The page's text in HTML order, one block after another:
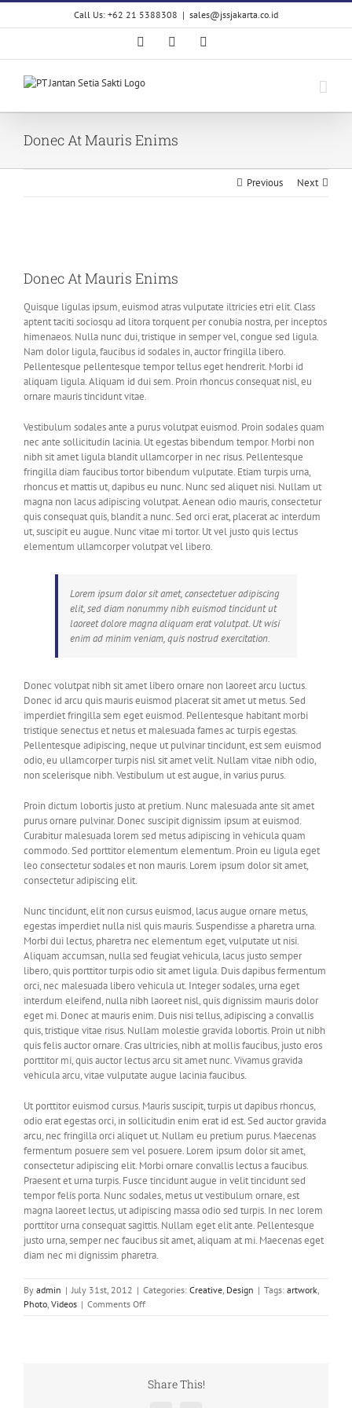
Skip
Call Us: +62 21 5388308 | sales@jssjakarta.co.id
FacebookLinkedIn
Donec At Mauris Enims
Previous Next
Image
Donec At Mauris Enims
Quisque ligulas ipsum, euismod atras vulputate iltricies etri elit. Class
aptent taciti sociosqu ad litora torquent per conubia nostra, per inceptos
himenaeos. Nulla nunc dui, tristique in semper vel, congue sed ligula.
Nam dolor ligula, faucibus id sodales in, auctor fringilla libero.
Pellentesque pellentesque tempor tellus eget hendrerit. Morbi id
aliquam ligula. Aliquam id dui sem. Proin rhoncus consequat nisl, eu
ornare mauris tincidunt vitae.
Vestibulum sodales ante a purus volutpat euismod. Proin sodales quam
nec ante sollicitudin lacinia. Ut egestas bibendum tempor. Morbi non
nibh sit amet ligula blandit ullamcorper in nec risus. Pellentesque
fringilla diam faucibus tortor bibendum vulputate. Etiam turpis urna,
rhoncus et mattis ut, dapibus eu nunc. Nunc sed aliquet nisi. Nullam ut
magna non lacus adipiscing volutpat. Aenean odio mauris, consectetur
quis consequat quis, blandit a nunc. Sed orci erat, placerat ac interdum
ut, suscipit eu augue. Nunc vitae mi tortor. Ut vel justo quis lectus
elementum ullamcorper volutpat vel libero.
Lorem ipsum dolor sit amet, consectetuer adipiscing
elit, sed diam nonummy nibh euismod tincidunt ut
laoreet dolore magna aliquam erat volutpat. Ut wisi
enim ad minim veniam, quis nostrud exercitation.
Donec volutpat nibh sit amet libero ornare non laoreet arcu luctus.
Donec id arcu quis mauris euismod placerat sit amet ut metus. Sed
imperdiet fringilla sem eget euismod. Pellentesque habitant morbi
tristique senectus et netus et malesuada fames ac turpis egestas.
Pellentesque adipiscing, neque ut pulvinar tincidunt, est sem euismod
odio, eu ullamcorper turpis nisl sit amet velit. Nullam vitae nibh odio,
non scelerisque nibh. Vestibulum ut est augue, in varius purus.
Proin dictum lobortis justo at pretium. Nunc malesuada ante sit amet
purus ornare pulvinar. Donec suscipit dignissim ipsum at euismod.
Curabitur malesuada lorem sed metus adipiscing in vehicula quam
commodo. Sed porttitor elementum elementum. Proin eu ligula eget
leo consectetur sodales et non mauris. Lorem ipsum dolor sit amet,
consectetur adipiscing elit.
Nunc tincidunt, elit non cursus euismod, lacus augue ornare metus,
egestas imperdiet nulla nisl quis mauris. Suspendisse a pharetra urna.
Morbi dui lectus, pharetra nec elementum eget, vulputate ut nisi.
Aliquam accumsan, nulla sed feugiat vehicula, lacus justo semper
libero, quis porttitor turpis odio sit amet ligula. Duis dapibus fermentum
orci, nec malesuada libero vehicula ut. Integer sodales, urna eget
interdum eleifend, nulla nibh laoreet nisl, quis dignissim mauris dolor
eget mi. Donec at mauris enim. Duis nisi tellus, adipiscing a convallis
quis, tristique vitae risus. Nullam molestie gravida lobortis. Proin ut nibh
quis felis auctor ornare. Cras ultricies, nibh at mollis faucibus, justo eros
porttitor mi, quis auctor lectus arcu sit amet nunc. Vivamus gravida
vehicula arcu, vitae vulputate augue lacinia faucibus.
Ut porttitor euismod cursus. Mauris suscipit, turpis ut dapibus rhoncus,
odio erat egestas orci, in sollicitudin enim erat id est. Sed auctor gravida
arcu, nec fringilla orci aliquet ut. Nullam eu pretium purus. Maecenas
fermentum posuere sem vel posuere. Lorem ipsum dolor sit amet,
consectetur adipiscing elit. Morbi ornare convallis lectus a faucibus.
Praesent et urna turpis. Fusce tincidunt augue in velit tincidunt sed
tempor felis porta. Nunc sodales, metus ut vestibulum ornare, est
magna laoreet lectus, ut adipiscing massa odio sed turpis. In nec lorem
porttitor urna consequat sagittis. Nullam eget elit ante. Pellentesque
justo urna, semper nec faucibus sit amet, aliquam at mi. Maecenas eget
diam nec mi dignissim pharetra.
By admin | July 31st, 2012 | Categories: Creative Design | Tags: artwork
Photo Videos | Comments Offon
Share This!